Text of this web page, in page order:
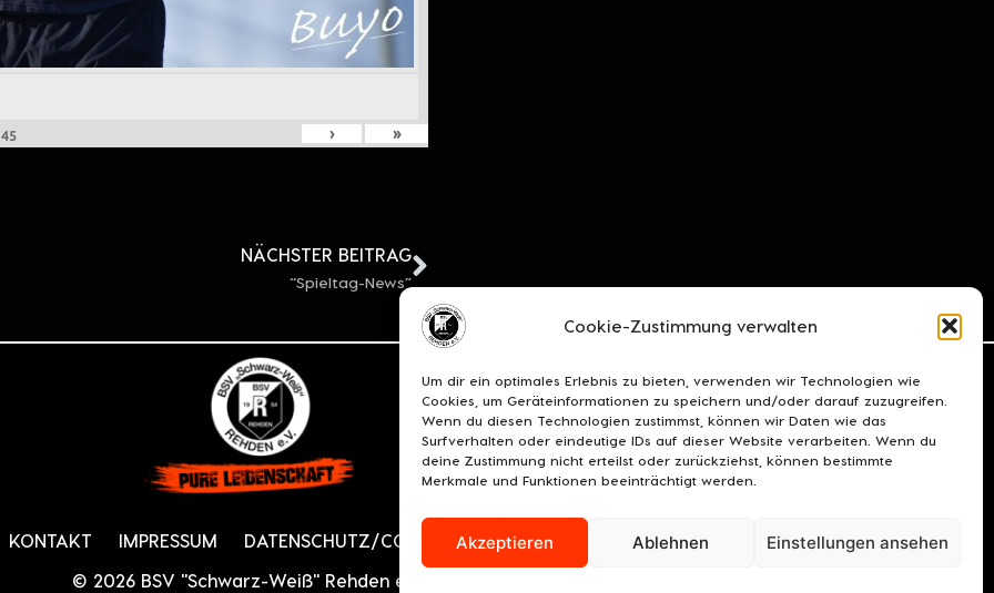
Cookie-Zustimmung verwalten
Um dir ein optimales Erlebnis zu bieten, verwenden wir Technologien wie
Cookies, um Geräteinformationen zu speichern und/oder darauf zuzugreifen.
Wenn du diesen Technologien zustimmst, können wir Daten wie das
Surfverhalten oder eindeutige IDs auf dieser Website verarbeiten. Wenn du
deine Zustimmung nicht erteilst oder zurückziehst, können bestimmte
Merkmale und Funktionen beeinträchtigt werden.
Akzeptieren Ablehnen Einstellungen ansehen
45 › »
NÄCHSTER BEITRAG
“Spieltag-News”
KONTAKT IMPRESSUM DATENSCHUTZ/COOKIES
COOKIE-RICHTLINIE (EU)
© 2026 BSV "Schwarz-Weiß" Rehden e.V.